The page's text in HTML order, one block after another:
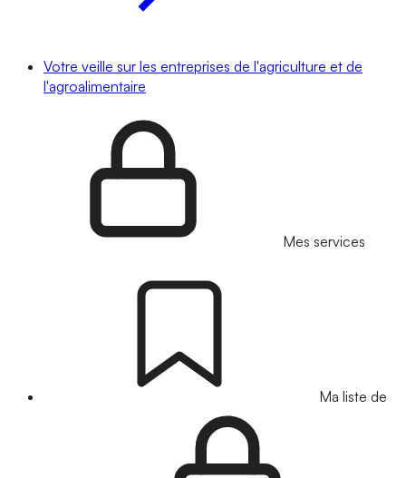
Votre veille sur les entreprises de l'agriculture et de
l'agroalimentaire
Mes services
Ma liste de